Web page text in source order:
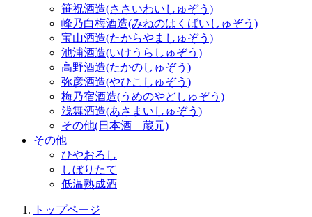
笹祝酒造(ささいわいしゅぞう)
峰乃白梅酒造(みねのはくばいしゅぞう)
宝山酒造(たからやましゅぞう)
池浦酒造(いけうらしゅぞう)
高野酒造(たかのしゅぞう)
弥彦酒造(やひこしゅぞう)
梅乃宿酒造(うめのやどしゅぞう)
浅舞酒造(あさまいしゅぞう)
その他(日本酒 蔵元)
その他
ひやおろし
しぼりたて
低温熟成酒
トップページ